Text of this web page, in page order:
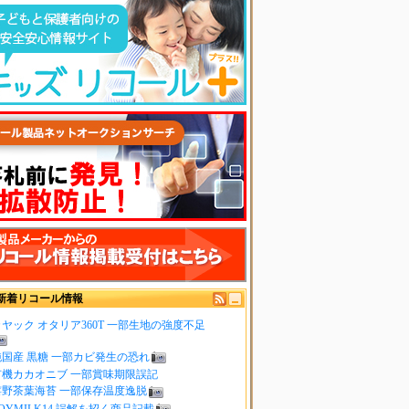
着リコール情報
ック オタリア360T 一部生地の強度不足
産 黒糖 一部カビ発生の恐れ
カカオニブ 一部賞味期限誤記
茶葉海苔 一部保存温度逸脱